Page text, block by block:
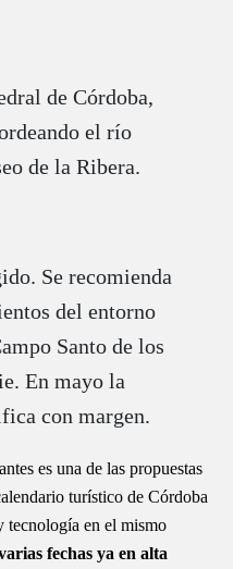
de Córdoba,
el río
de la Ribera.
Se recomienda
del entorno
Santo de los
En mayo la
con margen.
es una de las propuestas
turístico de Córdoba
tecnología en el mismo
fechas ya en alta